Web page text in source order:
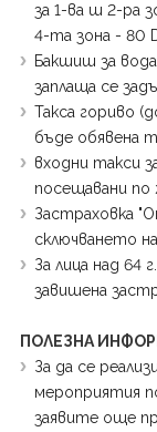
за 1-ва ш 2-ра
4-та зона - 80
Бакшиш за
заплаща се
Такса гориво
бъде обявена
входни такси
посещавани по
Застраховка
сключването
За лица над 64
завишена
ПОЛЕЗНА
За да се
мероприятия
заявите още